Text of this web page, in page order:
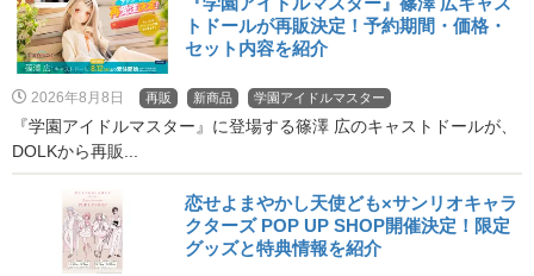
トドールが再販決定！予約期間・価格・
セット内容を紹介
2026年8月8日 再販 新商品 学園アイドルマスター
『学園アイドルマスター』に登場する篠澤 広のキャストドールが、
DOLKから再販...
恋せよまやかし天使ども×サンリオキャラ
クターズ POP UP SHOP開催決定！限定
グッズと特典情報を紹介